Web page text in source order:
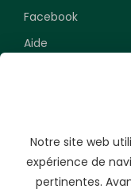
Facebook
Aide
Souscrivez pour
Notre site web
expérience de
pertinentes.